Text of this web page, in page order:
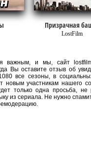
Призрачная
LostFilm
важным, и мы, сайт
Вы оставите отзыв об
все сезоны, в
участникам нашего
только одна просьба,
из сериала. Не нужно